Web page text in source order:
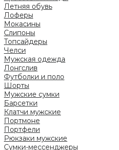
Летняя обувь
Лоферы
Мокасины
Слипоны
Топсайдеры
Челси
Мужская одежда
Лонгслив
Футболки и поло
Шорты
Мужские сумки
Барсетки
Клатчи мужские
Портмоне
Портфели
Рюкзаки мужские
Сумки-мессенджеры